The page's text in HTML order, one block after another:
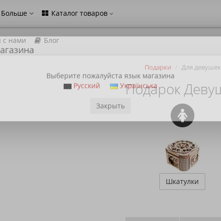
Больше Каталог товаров
с нами Блог
Подарки Для девушек
Подарок
Шкатулки
Выберите пожалуйста язык магазина
Русский
Українська
Закрыть